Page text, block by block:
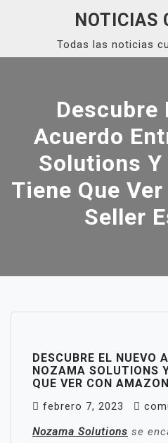
NOTICIAS
Todas las noticias
Descubre
Acuerdo
Solutions Y
Tiene Que
Seller
DESCUBRE EL NUEVO
NOZAMA SOLUTIONS
QUE VER CON
febrero 7, 2023
Nozama Solutions se